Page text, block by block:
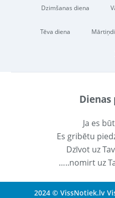
Dzimšanas diena
Tēva diena
Dienas
Ja es
Es gribētu
Dzīvot uz
…..nomirt uz
2024 © VissNotiek.lv